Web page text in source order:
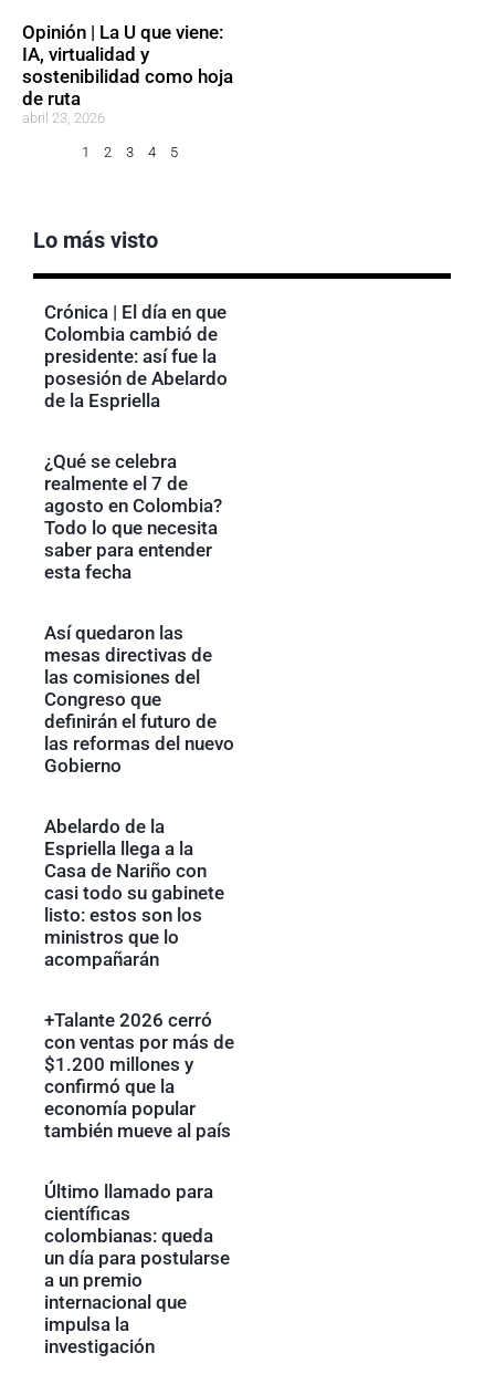
Opinión | La U que viene:
IA, virtualidad y
sostenibilidad como hoja
de ruta
abril 23, 2026
1 2 3 4 5
Lo más visto
Crónica | El día en que
Colombia cambió de
presidente: así fue la
posesión de Abelardo
de la Espriella
¿Qué se celebra
realmente el 7 de
agosto en Colombia?
Todo lo que necesita
saber para entender
esta fecha
Así quedaron las
mesas directivas de
las comisiones del
Congreso que
definirán el futuro de
las reformas del nuevo
Gobierno
Abelardo de la
Espriella llega a la
Casa de Nariño con
casi todo su gabinete
listo: estos son los
ministros que lo
acompañarán
+Talante 2026 cerró
con ventas por más de
$1.200 millones y
confirmó que la
economía popular
también mueve al país
Último llamado para
científicas
colombianas: queda
un día para postularse
a un premio
internacional que
impulsa la
investigación